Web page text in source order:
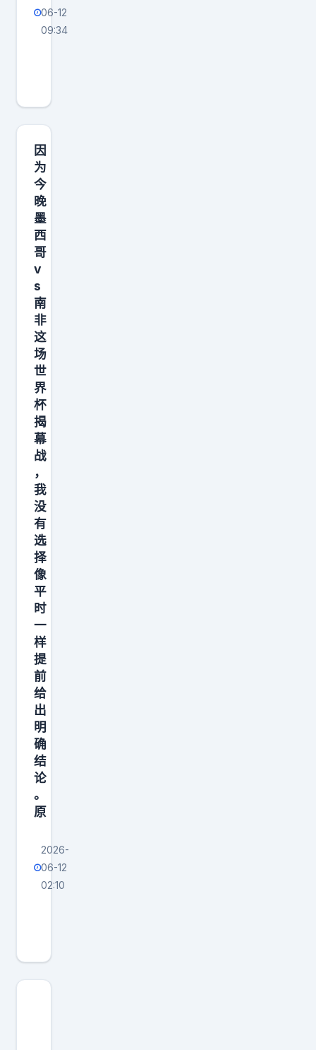
，
他
多
电
话
，
除
了
塔
图
姆
，
都
06-12
09:34
早
。
N
B
A
因
为
今
晚
墨
西
哥
v
s
南
非
这
场
世
界
杯
揭
幕
战
，
我
没
有
选
择
像
平
时
一
样
提
前
给
出
明
确
结
论
。
原
2026-
06-12
02:10
晚
墨